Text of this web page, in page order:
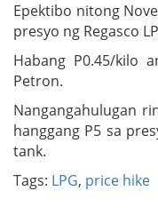
Epektibo nitong
presyo ng Regasco
Habang P0.45/kilo
Petron.
Nangangahulugan
hanggang P5 sa
tank.
Tags: LPG, price hike